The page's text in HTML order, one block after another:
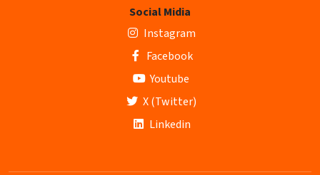
Social Midia
Instagram
Facebook
Youtube
X (Twitter)
Linkedin